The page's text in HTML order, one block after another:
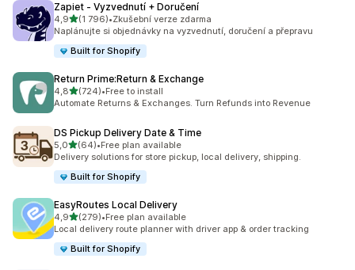
Zapiet ‑ Vyzvednutí + Doručení
4,9z 5 hvězd
(1 796)
Celkový počet recenzí: 1796
•Zkušební verze zdarma
Naplánujte si objednávky na vyzvednutí, doručení a přepravu
Built for Shopify
Return Prime:Return & Exchange
4,8z 5 hvězd
(724)
Celkový počet recenzí: 724
•Free to install
Automate Returns & Exchanges. Turn Refunds into Revenue
DS Pickup Delivery Date & Time
5,0z 5 hvězd
(64)
Celkový počet recenzí: 64
•Free plan available
Delivery solutions for store pickup, local delivery, shipping.
Built for Shopify
EasyRoutes Local Delivery
4,9z 5 hvězd
(279)
Celkový počet recenzí: 279
•Free plan available
Local delivery route planner with driver app & order tracking
Built for Shopify